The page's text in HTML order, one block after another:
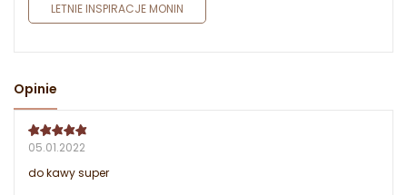
LETNIE INSPIRACJE MONIN
Opinie
05.01.2022
do kawy super